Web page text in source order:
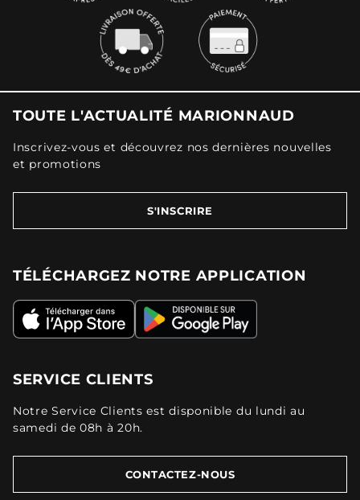
TOUTE L'ACTUALITÉ MARIONNAUD
Inscrivez-vous et découvrez nos dernières nouvelles
et promotions
S'INSCRIRE
TÉLÉCHARGEZ NOTRE APPLICATION
SERVICE CLIENTS
Notre Service Clients est disponible du lundi au
samedi de 08h à 20h.
CONTACTEZ-NOUS